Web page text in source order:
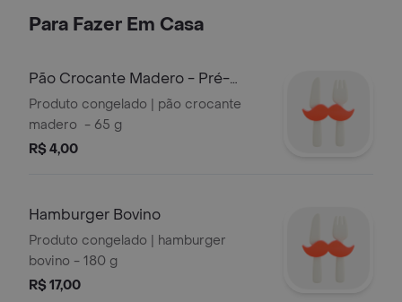
Para Fazer Em Casa
Pão Crocante Madero - Pré-
assado
Produto congelado | pão crocante
madero - 65 g
R$ 4,00
Hamburger Bovino
Produto congelado | hamburger
bovino - 180 g
R$ 17,00